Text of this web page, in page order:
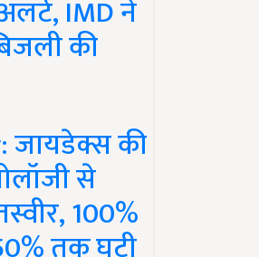
IMD ने
की
जायडेक्स की
से
100%